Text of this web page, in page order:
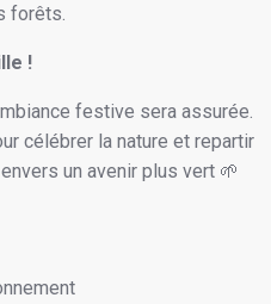
forêts.
!
festive sera assurée.
célébrer la nature et repartir
un avenir plus vert 🌱